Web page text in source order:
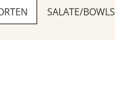
SALATE/BOWLS